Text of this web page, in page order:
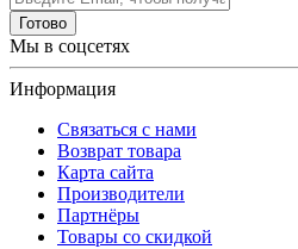
Готово
Мы в соцсетях
Информация
Связаться с нами
Возврат товара
Карта сайта
Производители
Партнёры
Товары со скидкой